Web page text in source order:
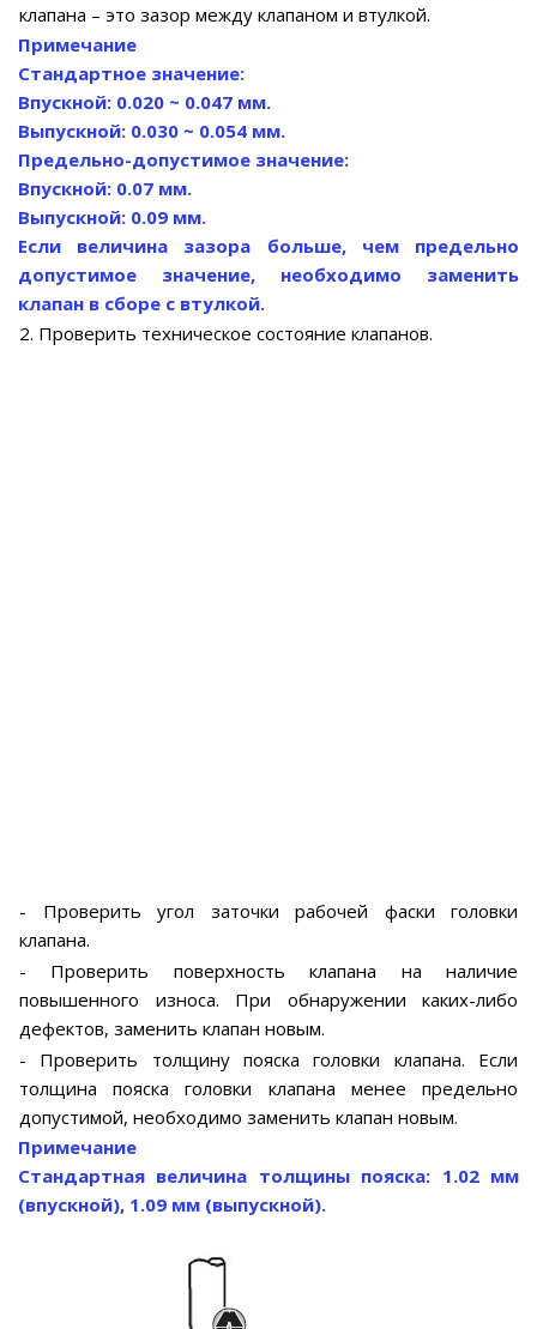
клапана – это зазор между клапаном и втулкой.
Примечание
Стандартное значение:
Впускной: 0.020 ~ 0.047 мм.
Выпускной: 0.030 ~ 0.054 мм.
Предельно-допустимое значение:
Впускной: 0.07 мм.
Выпускной: 0.09 мм.
Если величина зазора больше, чем предельно
допустимое значение, необходимо заменить
клапан в сборе с втулкой.
2. Проверить техническое состояние клапанов.
- Проверить угол заточки рабочей фаски головки
клапана.
- Проверить поверхность клапана на наличие
повышенного износа. При обнаружении каких-либо
дефектов, заменить клапан новым.
- Проверить толщину пояска головки клапана. Если
толщина пояска головки клапана менее предельно
допустимой, необходимо заменить клапан новым.
Примечание
Стандартная величина толщины пояска: 1.02 мм
(впускной), 1.09 мм (выпускной).